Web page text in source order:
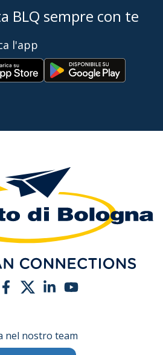
BLQ sempre con te
l'app
nel nostro team